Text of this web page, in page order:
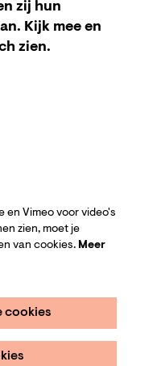
zij hun
Kijk mee en
zien.
en Vimeo voor video's
zien, moet je
van cookies. Meer
cookies